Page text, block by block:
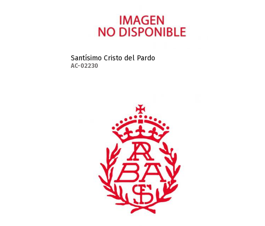
Santísimo Cristo del Pardo
AC-02230